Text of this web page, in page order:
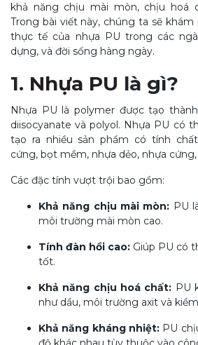
khả năng chịu mài mòn, chịu hoá
Trong bài viết này, chúng ta sẽ
thực tế của nhựa PU trong các
dựng, và đời sống hàng ngày.
1. Nhựa PU là gì?
Nhựa PU là polymer được tạo
diisocyanate và polyol. Nhựa PU có
tạo ra nhiều sản phẩm có tính
cứng, bọt mềm, nhựa dẻo, nhựa cứng,
Các đặc tính vượt trội bao gồm:
Khả năng chịu mài mòn: PU
môi trường mài mòn cao.
Tính đàn hồi cao: Giúp PU có
tốt.
Khả năng chịu hoá chất: PU
như dầu, môi trường axit và
Khả năng kháng nhiệt:PU